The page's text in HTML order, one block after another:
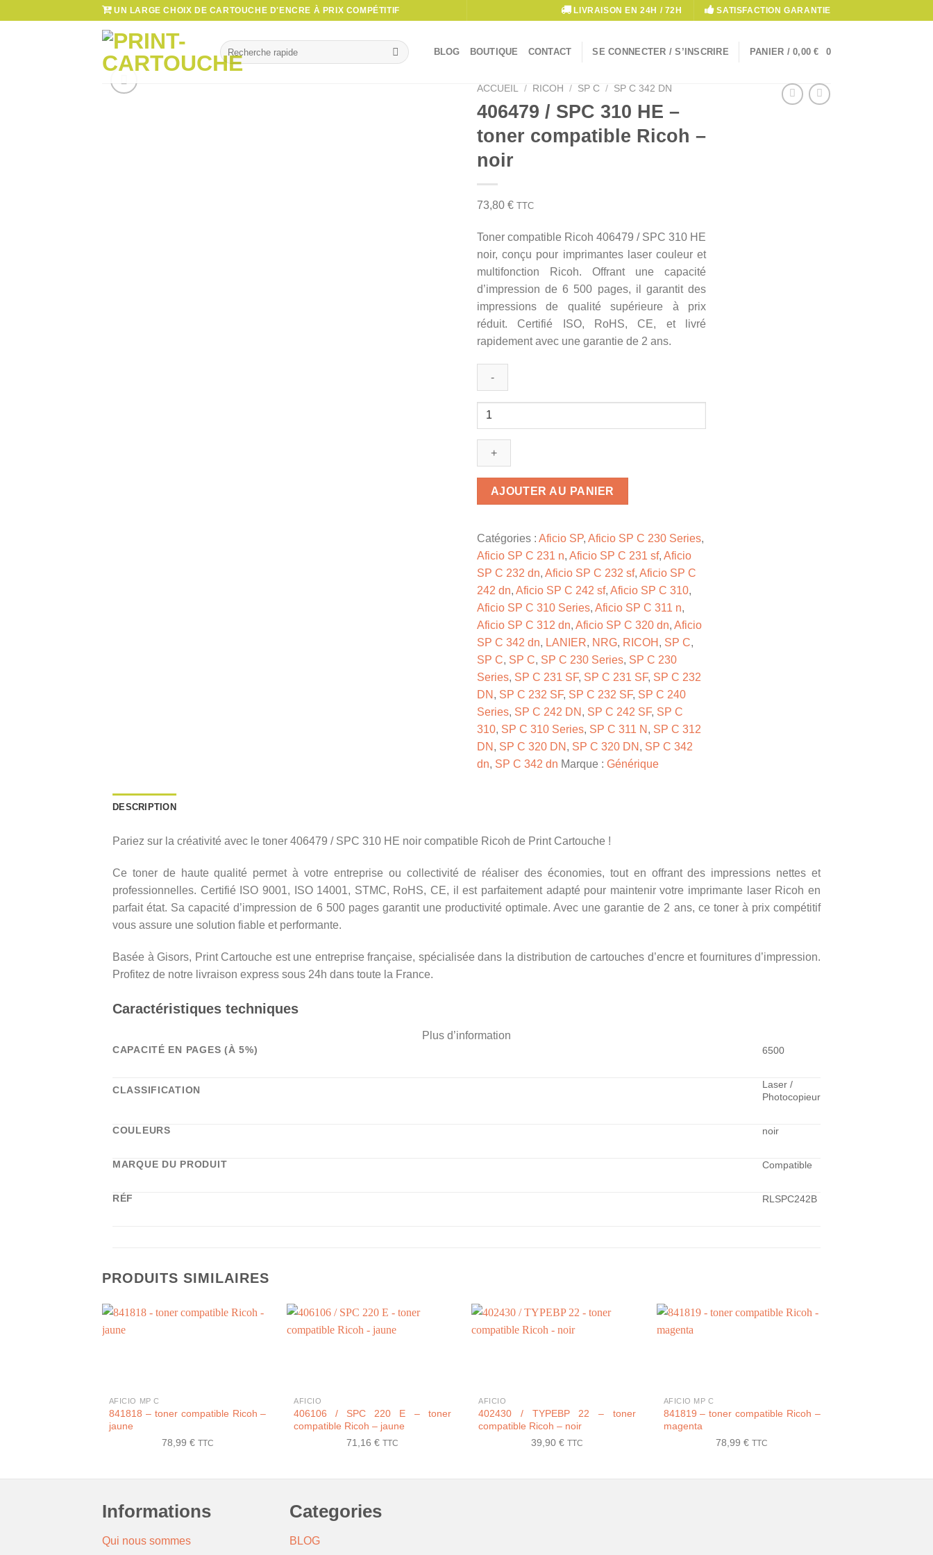
UN LARGE CHOIX DE CARTOUCHE D'ENCRE À PRIX COMPÉTITIF LIVRAISON EN 24H / 72H SATISFACTION GARANTIE
Recherche
pour :
BLOG BOUTIQUE CONTACT SE CONNECTER / S’INSCRIRE PANIER /0,00€ 0
ACCUEIL / RICOH / SP C / SP C 342 DN
406479 / SPC 310 HE –
toner compatible Ricoh –
noir
73,80 € TTC
Toner compatible Ricoh 406479 / SPC 310 HE
noir, conçu pour imprimantes laser couleur et
multifonction Ricoh. Offrant une capacité
d’impression de 6 500 pages, il garantit des
impressions de qualité supérieure à prix
réduit. Certifié ISO, RoHS, CE, et livré
rapidement avec une garantie de 2 ans.
quantité
406479
310
HE
toner
compatible
Ricoh
-
AJOUTER AU PANIER
Catégories : Aficio SP, Aficio SP C 230 Series,
Aficio SP C 231 n, Aficio SP C 231 sf, Aficio
SP C 232 dn, Aficio SP C 232 sf, Aficio SP C
242 dn, Aficio SP C 242 sf, Aficio SP C 310,
Aficio SP C 310 Series, Aficio SP C 311 n,
Aficio SP C 312 dn, Aficio SP C 320 dn, Aficio
SP C 342 dn, LANIER, NRG, RICOH , SP C,
SP C, SP C, SP C 230 Series, SP C 230
Series, SP C 231 SF, SP C 231 SF, SP C 232
DN , SP C 232 SF, SP C 232 SF, SP C 240
Series, SP C 242 DN , SP C 242 SF, SP C
310, SP C 310 Series, SP C 311 N , SP C 312
DN , SP C 320 DN , SP C 320 DN , SP C 342
dn, SP C 342 dn Marque : Générique
DESCRIPTION
Pariez sur la créativité avec le toner 406479 / SPC 310 HE noir compatible Ricoh de Print Cartouche !
Ce toner de haute qualité permet à votre entreprise ou collectivité de réaliser des économies, tout en offrant des impressions nettes et
professionnelles. Certifié ISO 9001, ISO 14001, STMC, RoHS, CE, il est parfaitement adapté pour maintenir votre imprimante laser Ricoh en
parfait état. Sa capacité d’impression de 6 500 pages garantit une productivité optimale. Avec une garantie de 2 ans, ce toner à prix compétitif
vous assure une solution fiable et performante.
Basée à Gisors, Print Cartouche est une entreprise française, spécialisée dans la distribution de cartouches d’encre et fournitures d’impression.
Profitez de notre livraison express sous 24h dans toute la France.
Caractéristiques techniques
Plus d’information
CAPACITÉ EN PAGES (À 5%) 6500
CLASSIFICATION
Laser /
Photocopieur
COULEURS noir
MARQUE DU PRODUIT Compatible
RÉF RLSPC242B
PRODUITS SIMILAIRES
AFICIO MP C
841818 – toner compatible Ricoh –
jaune
78,99 € TTC
AFICIO
406106 / SPC 220 E – toner
compatible Ricoh – jaune
71,16 € TTC
AFICIO
402430 / TYPEBP 22 – toner
compatible Ricoh – noir
39,90€ TTC
AFICIO MP C
841819 – toner compatible Ricoh –
magenta
78,99€ TTC
Informations
Qui nous sommes
Categories
BLOG